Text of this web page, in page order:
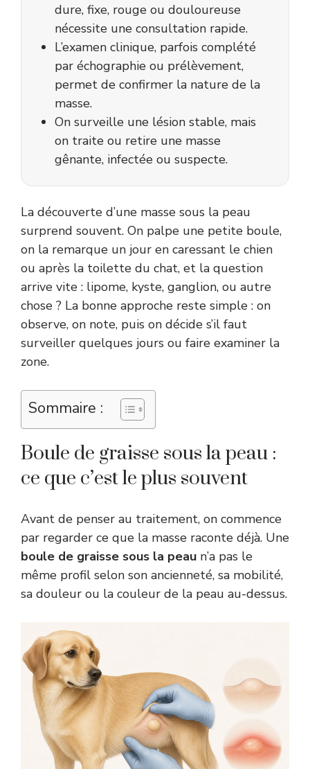
dure, fixe, rouge ou douloureuse
nécessite une consultation rapide.
L’examen clinique, parfois complété
par échographie ou prélèvement,
permet de confirmer la nature de la
masse.
On surveille une lésion stable, mais
on traite ou retire une masse
gênante, infectée ou suspecte.
La découverte d’une masse sous la peau
surprend souvent. On palpe une petite boule,
on la remarque un jour en caressant le chien
ou après la toilette du chat, et la question
arrive vite : lipome, kyste, ganglion, ou autre
chose ? La bonne approche reste simple : on
observe, on note, puis on décide s’il faut
surveiller quelques jours ou faire examiner la
zone.
Sommaire :
Boule de graisse sous la peau :
ce que c’est le plus souvent
Avant de penser au traitement, on commence
par regarder ce que la masse raconte déjà. Une
boule de graisse sous la peau n’a pas le
même profil selon son ancienneté, sa mobilité,
sa douleur ou la couleur de la peau au-dessus.